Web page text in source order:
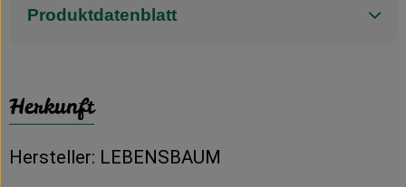
Produktdatenblatt
Herkunft
Hersteller: LEBENSBAUM